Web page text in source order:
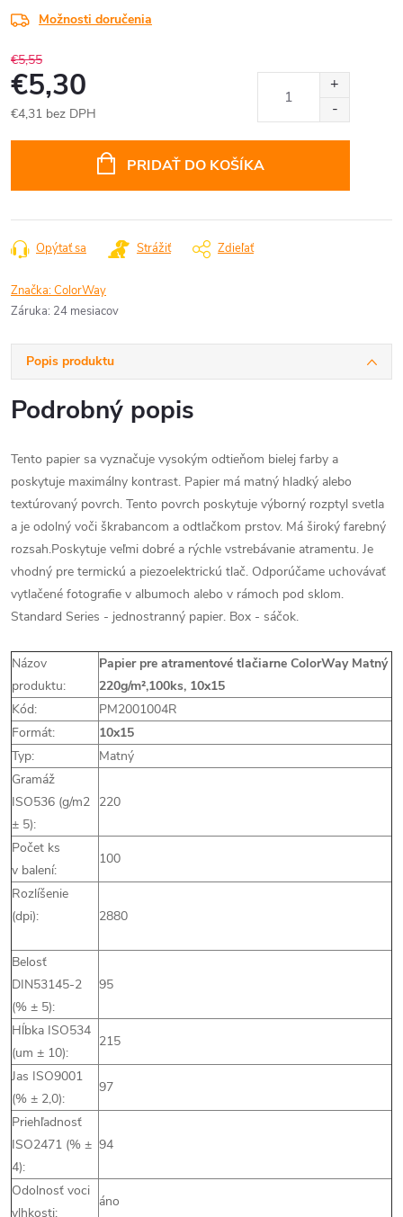
Možnosti doručenia
€5,55
€5,30
€4,31 bez DPH
PRIDAŤ DO KOŠÍKA
Opýtať sa Strážiť Zdieľať
Značka:ColorWay
Záruka: 24 mesiacov
Popis produktu
Podrobný popis
Tento papier sa vyznačuje vysokým odtieňom bielej farby a
poskytuje maximálny kontrast. Papier má matný hladký alebo
textúrovaný povrch. Tento povrch poskytuje výborný rozptyl svetla
a je odolný voči škrabancom a odtlačkom prstov. Má široký farebný
rozsah.Poskytuje veľmi dobré a rýchle vstrebávanie atramentu. Je
vhodný pre termickú a piezoelektrickú tlač. Odporúčame uchovávať
vytlačené fotografie v albumoch alebo v rámoch pod sklom.
Standard Series - jednostranný papier. Box - sáčok.
Názov
produktu:
Papier pre atramentové tlačiarne ColorWay Matný
220g/m²,100ks, 10x15
Kód:
PM2001004R
Formát:
10x15
Typ:
Matný
Gramáž
ISO536 (g/m2
± 5):
220
Počet ks
v balení:
100
Rozlíšenie
(dpi):
2880
Belosť
DIN53145-2
(% ± 5):
95
Hĺbka ISO534
(um ± 10):
215
Jas ISO9001
(% ± 2,0):
97
Priehľadnosť
ISO2471 (% ±
4):
94
Odolnosť voci
vlhkosti:
áno